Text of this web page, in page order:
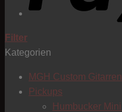
Filter
Kategorien
MGH Custom
Pickups
Humbucker